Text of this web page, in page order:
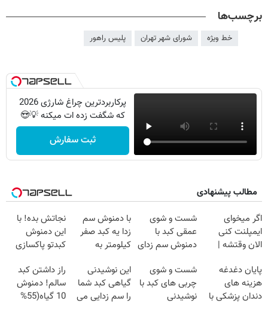
برچسب‌ها
خط ویژه شورای شهر تهران پلیس راهور
پرکاربردترین چراغ شارژی 2026
که شگفت زده ات میکنه 💡😍
ثبت سفارش
مطالب پیشنهادی
اگر میخوای
ایمپلنت کنی
الان وقتشه |
میلیون تومان!!!
شست و شوی
عمقی کبد با
دمنوش سم زدای
با دمنوش سم
زدا یه کبد صفر
کیلومتر به
نجاتش بده! با
این دمنوش
کبدتو پاکسازی
مرجوعی
پایان دغدغه
هزینه های
دندان پزشکی با
شست و شوی
چربی های کبد با
نوشیدنی
این نوشیدنی
گیاهی کبد شما
را سم زدایی می
راز داشتن کبد
سالم! دمنوش
10 گیاه(55%